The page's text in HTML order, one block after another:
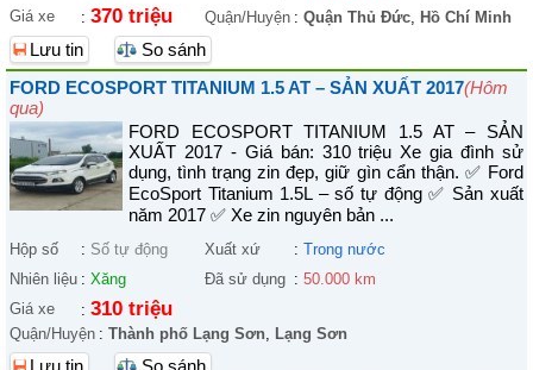
Giá xe
: 370 triệu Quận/Huyện : Quận Thủ Đức, Hồ Chí Minh
Lưu tin
So sánh
FORD ECOSPORT TITANIUM 1.5 AT – SẢN XUẤT 2017(Hôm
qua)
FORD ECOSPORT TITANIUM 1.5 AT – SẢN
XUẤT 2017 - Giá bán: 310 triệu Xe gia đình sử
dụng, tình trạng zin đẹp, giữ gìn cẩn thận. ✅ Ford
EcoSport Titanium 1.5L – số tự động ✅ Sản xuất
năm 2017 ✅ Xe zin nguyên bản ...
Hộp số : Số tự động Xuất xứ : Trong nước
Nhiên liệu : Xăng Đã sử dụng : 50.000 km
Giá xe
: 310 triệu
Quận/Huyện : Thành phố Lạng Sơn, Lạng Sơn
Lưu tin
So sánh